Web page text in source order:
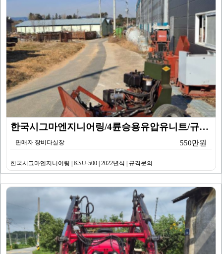
한국시그마엔지니어링/4륜승용유압유니트/규격문의/KSU-…
판매자 장비다실장 550만원
한국시그마엔지니어링 | KSU-500 | 2022년식 | 규격문의